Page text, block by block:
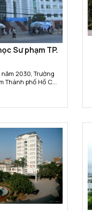
Sư phạm TP.
Thành phố Hồ Chí
Đại học Sư
Quốc gia, có uy
quốc, ngang
Á; là cơ...